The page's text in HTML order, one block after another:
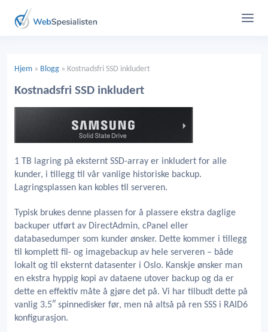
Hjem » Blogg » Kostnadsfri SSD inkludert
Kostnadsfri SSD inkludert
1 TB lagring på eksternt SSD-array er inkludert for alle
kunder, i tillegg til vår vanlige historiske backup.
Lagringsplassen kan kobles til serveren.
Typisk brukes denne plassen for å plassere ekstra daglige
backuper utført av DirectAdmin, cPanel eller
databasedumper som kunder ønsker. Dette kommer i tillegg
til komplett fil- og imagebackup av hele serveren – både
lokalt og til eksternt datasenter i Oslo. Kanskje ønsker man
en ekstra hyppig kopi av dataene utover backup og da er
dette en effektiv måte å gjøre det på. Vi har tilbudt dette på
vanlig 3.5″ spinnedisker før, men nå altså på ren SSS i RAID6
konfigurasjon.